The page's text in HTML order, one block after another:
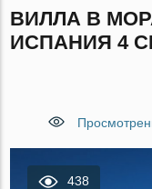
ВИЛЛА В
ИСПАНИЯ 4
438